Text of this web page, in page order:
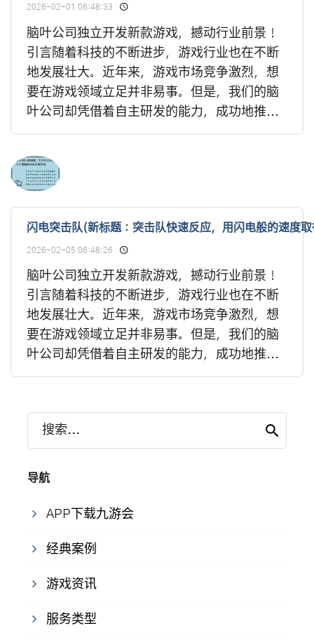
2026-02-01 06:48:33
脑叶公司独立开发新款游戏，撼动行业前景！
引言随着科技的不断进步，游戏行业也在不断
地发展壮大。近年来，游戏市场竞争激烈，想
要在游戏领域立足并非易事。但是，我们的脑
叶公司却凭借着自主研发的能力，成功地推...
闪电突击队(新标题：突击队快速反应，用闪电般的速度
2026-02-05 06:48:26
脑叶公司独立开发新款游戏，撼动行业前景！
引言随着科技的不断进步，游戏行业也在不断
地发展壮大。近年来，游戏市场竞争激烈，想
要在游戏领域立足并非易事。但是，我们的脑
叶公司却凭借着自主研发的能力，成功地推...
搜索...
导航
APP下载九游会
经典案例
游戏资讯
服务类型